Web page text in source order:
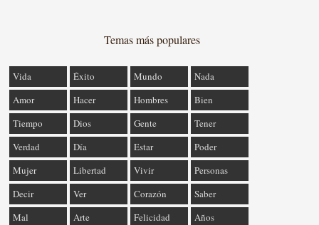
Temas más populares
Vida Éxito Mundo
Nada
Amor
Hacer Hombres
Bien
Tiempo
Dios Gente
Tener
Verdad
Día Estar
Poder
Mujer
Libertad Vivir
Personas
Decir
Ver Corazón
Saber
Mal
Arte Felicidad Años